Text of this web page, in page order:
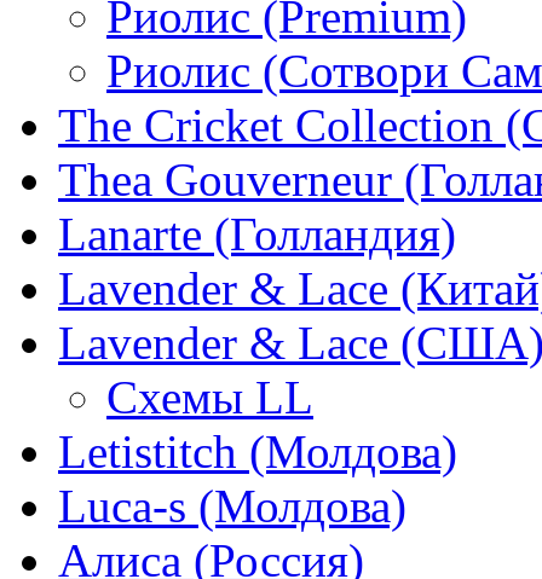
Риолис (Premium)
Риолис (Сотвори
The Cricket Collection
Thea Gouverneur
Lanarte (Голландия)
Lavender & Lace
Lavender & Lace
Схемы LL
Letistitch (Молдова)
Luca-s (Молдова)
Алиса (Россия)